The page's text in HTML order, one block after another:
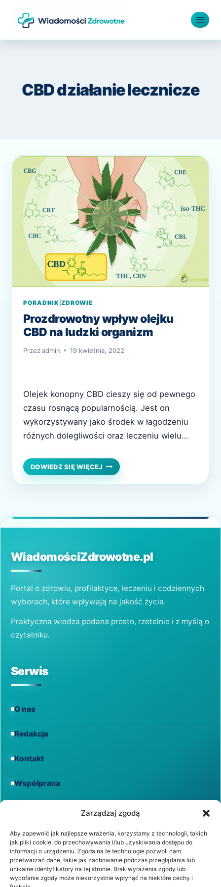
Zarządzaj zgodą
Aby zapewnić jak najlepsze wrażenia, korzystamy z technologii, takich
jak pliki cookie, do przechowywania i/lub uzyskiwania dostępu do
informacji o urządzeniu. Zgoda na te technologie pozwoli nam
przetwarzać dane, takie jak zachowanie podczas przeglądania lub
unikalne identyfikatory na tej stronie. Brak wyrażenia zgody lub
wycofanie zgody może niekorzystnie wpłynąć na niektóre cechy i
CBD działanie lecznicze
PORADNIK |ZDROWIE
Prozdrowotny wpływ olejku
CBD na ludzki organizm
Przezadmin 19 kwietnia, 2022
Olejek konopny CBD cieszy się od pewnego
czasu rosnącą popularnością. Jest on
wykorzystywany jako środek w łagodzeniu
różnych dolegliwości oraz leczeniu wielu
na zdrowie całego ludzkiego organizmu. Co
ważne, nie ma właściwości odurzających, ani
Czym jest olej CBD?…
DOWIEDZ SIĘ WIĘCEJ PROZDROWOTNY
WPŁYW
OLEJKU
WiadomościZdrowotne.pl
Portal o zdrowiu, profilaktyce, leczeniu i codziennych
wyborach, które wpływają na jakość życia.
Praktyczna wiedza podana prosto, rzetelnie i z myślą o
czytelniku.
Serwis
O nas
Redakcja
Kontakt
Współpraca
Regulamin
Polityka prywatności